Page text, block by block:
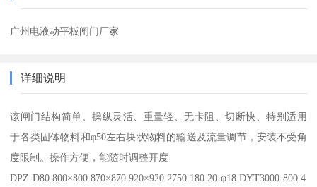
广州电液动平板闸门厂家
详细说明
该闸门结构简单、操纵灵活、重量轻、无卡阻、切断快、特别适用
于各类固体物料和φ50左右块状物料的输送及流量调节，安装不受角
度限制。操作方便，能随时调整开度
DPZ-D80 800×800 870×870 920×920 2750 180 20-φ18 DYT3000-800 4